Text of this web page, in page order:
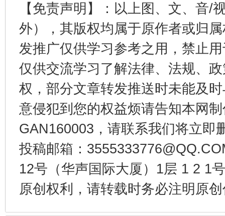
【免责声明】：以上图、文、音/
外），其版权均属于原作者或归
发推广仅供学习参考之用，禁止
仅供交流学习了解法律、法规、
权，部分文章转发推送时未能及
意侵犯到您的权益烦请告知本网
GAN160003，请联系我们将立即
投稿邮箱：
12号（华声国际大厦）1层 1 2 1
原创权利，请转载时务必注明原
东山县通报“牛蛙产品抗生素超标问题” 法